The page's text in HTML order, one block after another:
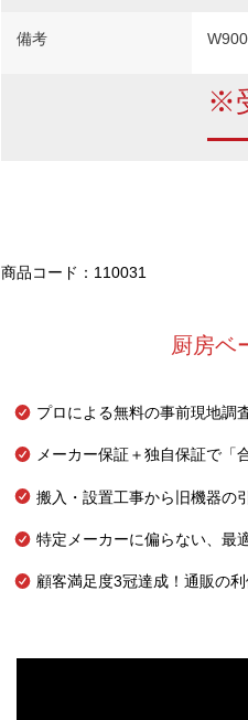
備考
※
商品コード：110031
厨房ベ
プロによる無料の事前現地調
メーカー保証＋独自保証で「
搬入・設置工事から旧機器の
特定メーカーに偏らない、最
顧客満足度3冠達成！通販の